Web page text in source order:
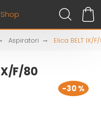
Aspiratori Elica BELT IX/
F/80
-30 %